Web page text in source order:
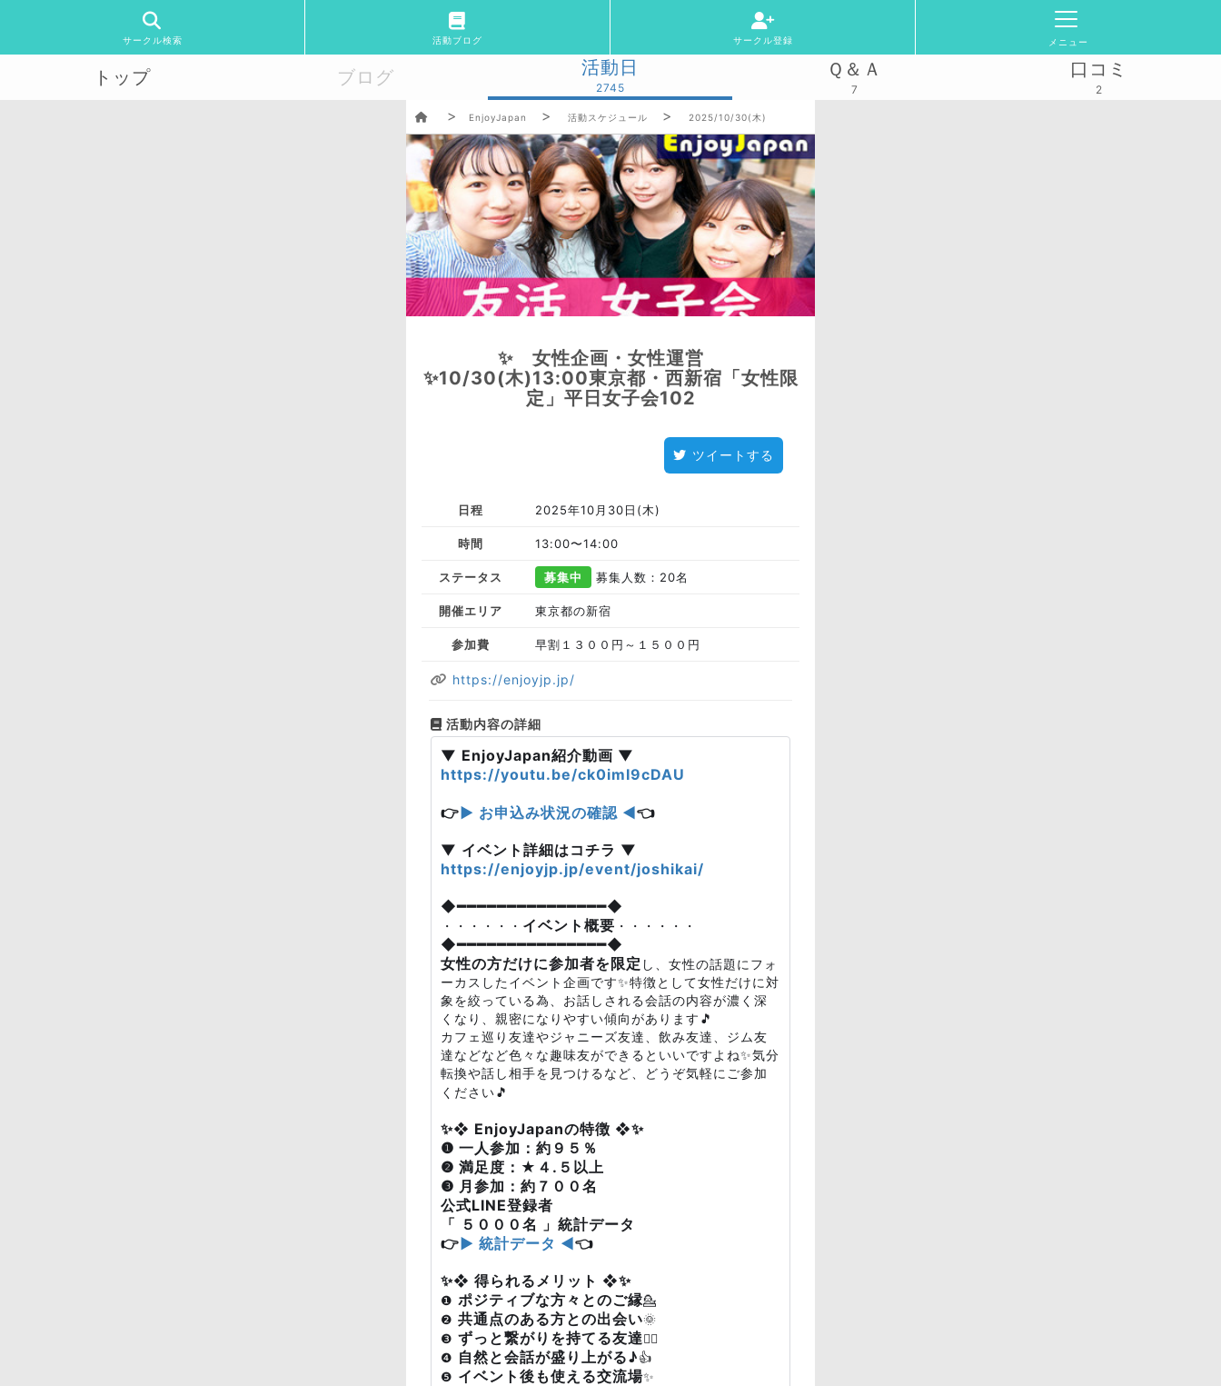
サークル検索 活動ブログ サークル登録 メニュー
トップ ブログ 活動日
2745
Ｑ＆Ａ
7
口コミ
2
EnjoyJapan 活動スケジュール 2025/10/30(木)
✨ 女性企画・女性運営
✨10/30(木)13:00東京都・西新宿「女性限
定」平日女子会102
ツイートする
日程 2025年10月30日(木)
時間 13:00〜14:00
ステータス 募集中 募集人数：20名
開催エリア 東京都の新宿
参加費 早割１３００円～１５００円
https://enjoyjp.jp/
活動内容の詳細
▼ EnjoyJapan紹介動画 ▼
https://youtu.be/ck0imI9cDAU
👉▶ お申込み状況の確認 ◀👈
▼ イベント詳細はコチラ ▼
https://enjoyjp.jp/event/joshikai/
◆━━━━━━━━━━━━━━━◆
・・・・・・ イベント概要 ・・・・・・
◆━━━━━━━━━━━━━━━◆
女性の方だけに参加者を限定 し、女性の話題にフォ
ーカスしたイベント企画です✨特徴として女性だけに対
象を絞っている為、お話しされる会話の内容が濃く深
くなり、親密になりやすい傾向があります🎵
カフェ巡り友達やジャニーズ友達、飲み友達、ジム友
達などなど色々な趣味友ができるといいですよね✨気分
転換や話し相手を見つけるなど、どうぞ気軽にご参加
ください🎵
✨❖ EnjoyJapanの特徴 ❖✨
❶ 一人参加：約９５％
❷ 満足度：★４.５以上
❸ 月参加：約７００名
公式LINE登録者
「 ５０００名 」統計データ
👉▶ 統計データ ◀👈
✨❖ 得られるメリット ❖✨
❶ ポジティブな方々とのご縁💁
❷ 共通点のある方との出会い🌞
❸ ずっと繋がりを持てる友達🙆‍♂️
❹ 自然と会話が盛り上がる♪👍
❺ イベント後も使える交流場✨